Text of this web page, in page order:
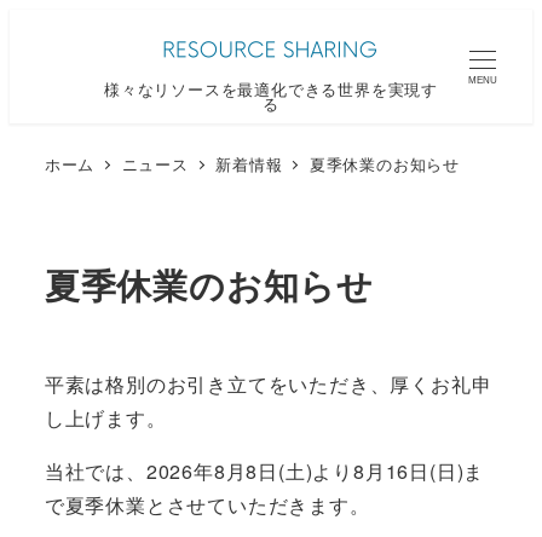
様々なリソースを最適化できる世界を実現す
る
MENU
ホーム ニュース 新着情報 夏季休業のお知らせ
夏季休業のお知らせ
平素は格別のお引き立てをいただき、厚くお礼申
し上げます。
当社では、2026年8月8日(土)より8月16日(日)ま
で夏季休業とさせていただきます。